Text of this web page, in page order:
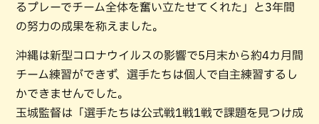
るプレーでチーム全体を奮い立たせてくれた」と3年間
の努力の成果を称えました。
沖縄は新型コロナウイルスの影響で5月末から約4カ月間
チーム練習ができず、選手たちは個人で自主練習するし
かできませんでした。
玉城監督は「選手たちは公式戦1戦1戦で課題を見つけ成